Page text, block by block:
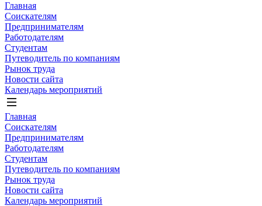
Главная
Соискателям
Предпринимателям
Работодателям
Студентам
Путеводитель по компаниям
Рынок труда
Новости сайта
Календарь мероприятий
Главная
Соискателям
Предпринимателям
Работодателям
Студентам
Путеводитель по компаниям
Рынок труда
Новости сайта
Календарь мероприятий